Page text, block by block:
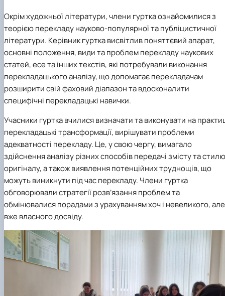
Окрім художньої літератури, члени гуртка ознайомилися з
теорією перекладу науково-популярної та публіцистичної
літератури. Керівник гуртка висвітлив поняттєвий апарат,
основні положення, види та проблем перекладу наукових
статей, есе та інших текстів, які потребували виконання
перекладацького аналізу, що допомагає перекладачам
розширити свій фаховий діапазон та вдосконалити
специфічні перекладацькі навички.
Учасники гуртка вчилися визначати та виконувати на
перекладацькі трансформації, вирішувати проблеми
адекватності перекладу. Це, у свою чергу, вимагало
здійснення аналізу різних способів передачі змісту та стилю
оригіналу, а також виявлення потенційних труднощів, що
можуть виникнути під час перекладу. Члени гуртка
обговорювали стратегії розв’язання проблем та
обмінювалися порадами з урахуванням хоч і невеликого, але
вже власного досвіду.